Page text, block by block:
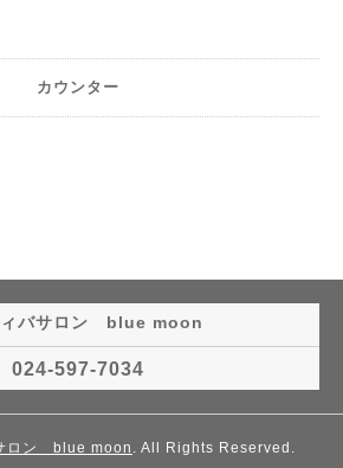
カウンター
ィバサロン blue moon
024-597-7034
ロン blue moon . All Rights Reserved.